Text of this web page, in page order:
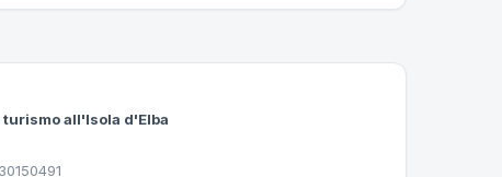
turismo all'Isola d'Elba